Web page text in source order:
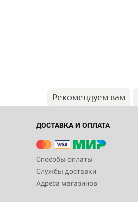
Рекомендуем вам
ДОСТАВКА И ОПЛАТА
Способы оплаты
Службы доставки
Адреса магазинов